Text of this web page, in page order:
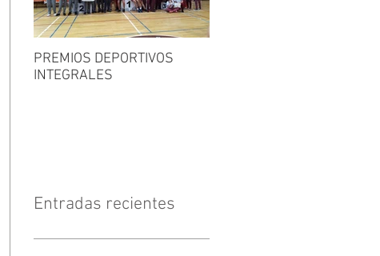
PREMIOS DEPORTIVOS
INTEGRALES
Entradas recientes